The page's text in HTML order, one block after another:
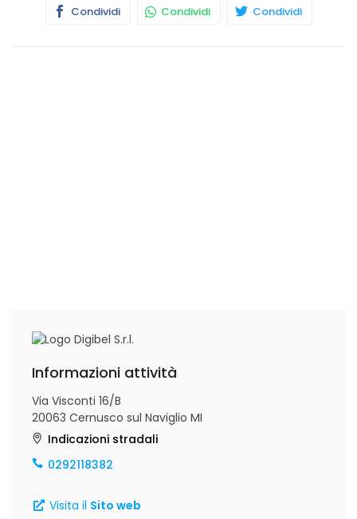
maggior parte dei nostri assistiti sono persone anziane, per
Condividi Condividi Condividi
Informazioni attività
Via Visconti 16/B
20063 Cernusco sul Naviglio MI
Indicazioni stradali
0292118382
Visita il Sito web